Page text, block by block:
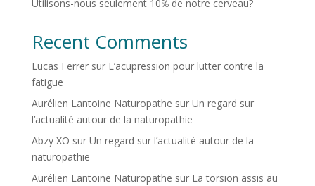
Utilisons-nous seulement 10℅ de notre cerveau?
Recent Comments
Lucas Ferrersur L’acupression pour lutter contre la
fatigue
Aurélien Lantoine Naturopathe sur Un regard sur
l’actualité autour de la naturopathie
Abzy XO sur Un regard sur l’actualité autour de la
naturopathie
Aurélien Lantoine Naturopathe sur La torsion assis au